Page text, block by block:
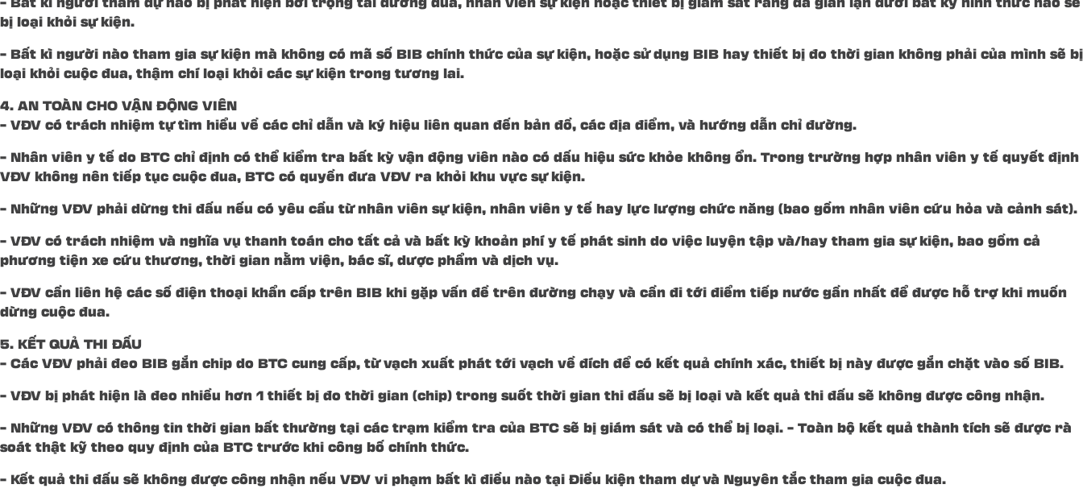
bị loại khỏi sự kiện.
– Bất kì người nào tham gia sự kiện mà không có mã số BIB chính thức của sự kiện, hoặc sử dụng BIB hay thiết bị đo thời gian không phải của mình sẽ bị
loại khỏi cuộc đua, thậm chí loại khỏi các sự kiện trong tương lai.
4. AN TOÀN CHO VẬN ĐỘNG VIÊN
– VĐV có trách nhiệm tự tìm hiểu về các chỉ dẫn và ký hiệu liên quan đến bản đồ, các địa điểm, và hướng dẫn chỉ đường.
– Nhân viên y tế do BTC chỉ định có thể kiểm tra bất kỳ vận động viên nào có dấu hiệu sức khỏe không ổn. Trong trường hợp nhân viên y tế quyết định
VĐV không nên tiếp tục cuộc đua, BTC có quyền đưa VĐV ra khỏi khu vực sự kiện.
– Những VĐV phải dừng thi đấu nếu có yêu cầu từ nhân viên sự kiện, nhân viên y tế hay lực lượng chức năng (bao gồm nhân viên cứu hỏa và cảnh sát).
– VĐV có trách nhiệm và nghĩa vụ thanh toán cho tất cả và bất kỳ khoản phí y tế phát sinh do việc luyện tập và/hay tham gia sự kiện, bao gồm cả
phương tiện xe cứu thương, thời gian nằm viện, bác sĩ, dược phẩm và dịch vụ.
– VĐV cần liên hệ các số điện thoại khẩn cấp trên BIB khi gặp vấn đề trên đường chạy và cần đi tới điểm tiếp nước gần nhất để được hỗ trợ khi muốn
dừng cuộc đua.
5. KẾT QUẢ THI ĐẤU
– Các VĐV phải đeo BIB gắn chip do BTC cung cấp, từ vạch xuất phát tới vạch về đích để có kết quả chính xác, thiết bị này được gắn chặt vào số BIB.
– VĐV bị phát hiện là đeo nhiều hơn 1 thiết bị đo thời gian (chip) trong suốt thời gian thi đấu sẽ bị loại và kết quả thi đấu sẽ không được công nhận.
– Những VĐV có thông tin thời gian bất thường tại các trạm kiểm tra của BTC sẽ bị giám sát và có thể bị loại. – Toàn bộ kết quả thành tích sẽ được rà
soát thật kỹ theo quy định của BTC trước khi công bố chính thức.
– Kết quả thi đấu sẽ không được công nhận nếu VĐV vi phạm bất kì điều nào tại Điều kiện tham dự và Nguyên tắc tham gia cuộc đua.